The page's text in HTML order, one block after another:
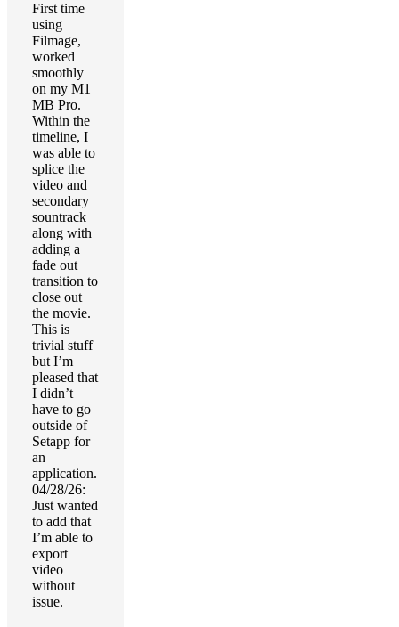
First time
using
Filmage,
worked
smoothly
on my M1
MB Pro.
Within the
timeline, I
was able to
splice the
video and
secondary
sountrack
along with
adding a
fade out
transition to
close out
the movie.
This is
trivial stuff
but I’m
pleased that
I didn’t
have to go
outside of
Setapp for
an
application.
04/28/26:
Just wanted
to add that
I’m able to
export
video
without
issue.